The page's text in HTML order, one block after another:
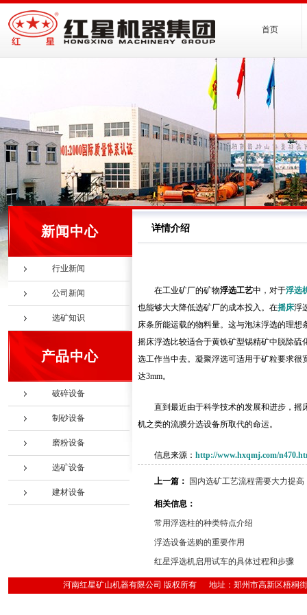
首页
新闻中心
行业新闻
公司新闻
选矿知识
产品中心
破碎设备
制砂设备
磨粉设备
选矿设备
建材设备
详情介绍
在工业矿厂的矿物浮选工艺中，对于浮选
也能够大大降低选矿厂的成本投入。在摇床浮
床条所能运载的物料量。这与泡沫浮选的理
摇床浮选比较适合于黄铁矿型锡精矿中脱除
选工作当中去。凝聚浮选可适用于矿粒要求很
达3mm。
直到最近由于科学技术的发展和进步，
机之类的流膜分选设备所取代的命运。
信息来源： http://www.hxqmj.com/
上一篇： 国内选矿工艺流程需要大力提高
相关信息：
常用浮选柱的种类特点介绍
浮选设备选购的重要作用
红星浮选机启用试车的具体过程和步骤
河南红星矿山机器有限公司 版权所有 地址：郑州市高新区梧桐